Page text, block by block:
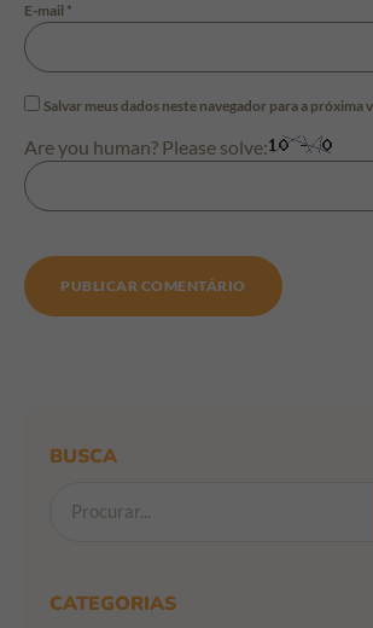
E-mail *
Salvar meus dados neste navegador para a próxima
Are you human? Please solve:
BUSCA
CATEGORIAS